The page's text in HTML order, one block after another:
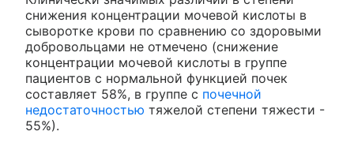
снижения концентрации мочевой кислоты в
сыворотке крови по сравнению со здоровыми
добровольцами не отмечено (снижение
концентрации мочевой кислоты в группе
пациентов с нормальной функцией почек
составляет 58%, в группе с почечной
недостаточностью тяжелой степени тяжести -
55%).